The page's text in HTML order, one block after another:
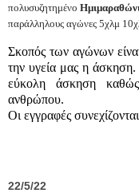
πολυσυζητημένο
παράλληλους αγώνες 5χλμ
Σκοπός των αγώνων
την υγεία μας η άσκηση.
εύκολη άσκηση καθώς
ανθρώπου.
Οι εγγραφές
22/5/22